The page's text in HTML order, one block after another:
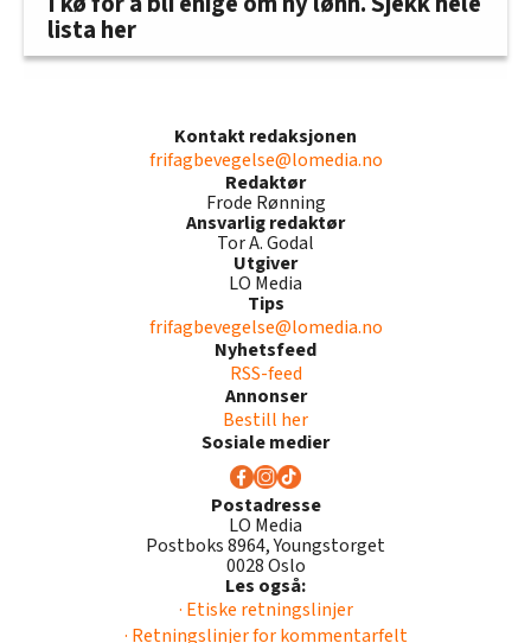
lista her
Kontakt redaksjonen
frifagbevegelse@lomedia.no
Redaktør
Frode Rønning
Ansvarlig redaktør
Tor A. Godal
Utgiver
LO Media
Tips
frifagbevegelse@lomedia.no
Nyhetsfeed
RSS-feed
Annonser
Bestill her
Sosiale medier
Postadresse
LO Media
Postboks 8964, Youngstorget
0028 Oslo
Les også:
· Etiske retningslinjer
· Retningslinjer for kommentarfelt